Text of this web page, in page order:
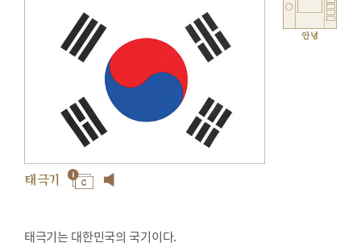
태극기
안녕
태극기는 대한민국의 국기이다.